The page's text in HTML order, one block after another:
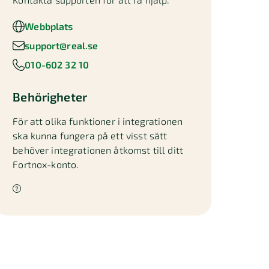
Webbplats
support@real.se
010-602 32 10
Behörigheter
För att olika funktioner i integrationen
ska kunna fungera på ett visst sätt
behöver integrationen åtkomst till ditt
Fortnox-konto.